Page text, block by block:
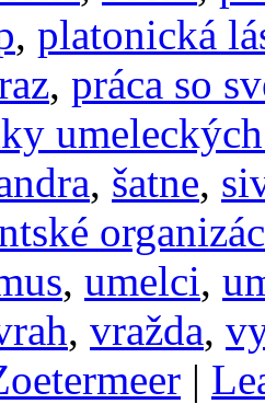
, platonická
, práca so
, šatne,
, umelci,
, vražda,
|